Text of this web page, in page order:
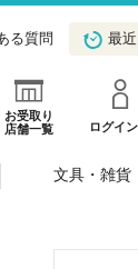
る質問 最
お受取り
店舗一覧
ログイン
文具・雑貨